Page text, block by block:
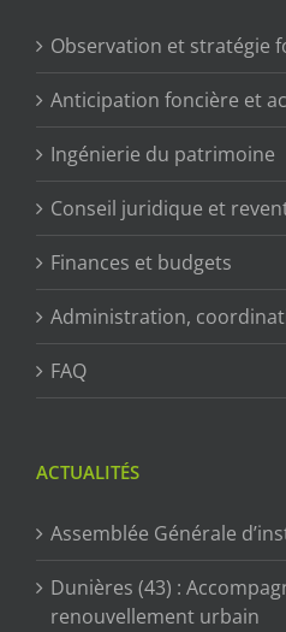
Observation et stratégie
Anticipation foncière et
Ingénierie du patrimoine
Conseil juridique et
Finances et budgets
Administration,
FAQ
ACTUALITÉS
Assemblée Générale
Dunières (43) :
renouvellement urbain